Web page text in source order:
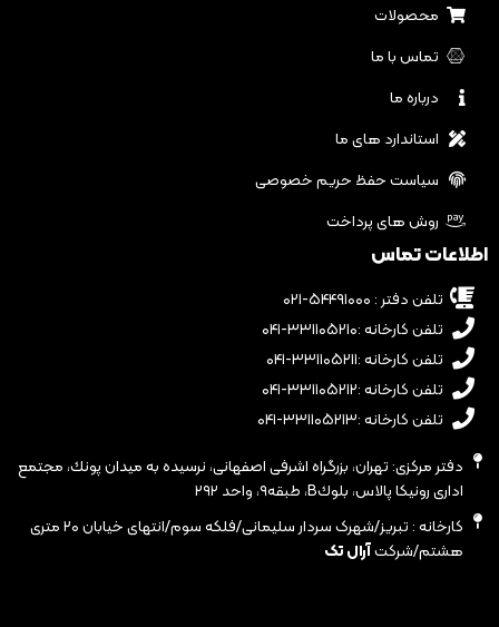
محصولات
تماس با ما
درباره ما
استاندارد های ما
سیاست حفظ حریم خصوصی
روش های پرداخت
اطلاعات تماس
تلفن دفتر : ۵۴۴۹۱۰۰۰-۰۲۱
تلفن کارخانه :۳۳۱۱۰۵۲۱۰-۰۴۱
تلفن کارخانه :۳۳۱۱۰۵۲۱۱-۰۴۱
تلفن کارخانه :۳۳۱۱۰۵۲۱۲-۰۴۱
تلفن کارخانه :۳۳۱۱۰۵۲۱۳-۰۴۱
دفتر مرکزی: تهران، بزرگراه اشرفى اصفهانى، نرسيده به ميدان پونك، مجتمع
ادارى رونيكا پالاس، بلوكB، طبقه٩، واحد ٢٩٢
کارخانه : تبریز/شهرک سردار سلیمانی/فلکه سوم/انتهای خیابان ۲۰ متری
هشتم/شرکتآرال تک